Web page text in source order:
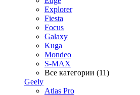
Explorer
Fiesta
Focus
Galaxy
Kuga
Mondeo
S-MAX
Все категории (11)
Geely
Atlas Pro